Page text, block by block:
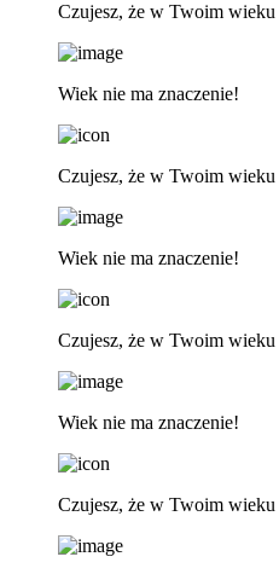
Czujesz, że w Twoim
Wiek nie ma znaczenie!
Czujesz, że w Twoim
Wiek nie ma znaczenie!
Czujesz, że w Twoim
Wiek nie ma znaczenie!
Czujesz, że w Twoim